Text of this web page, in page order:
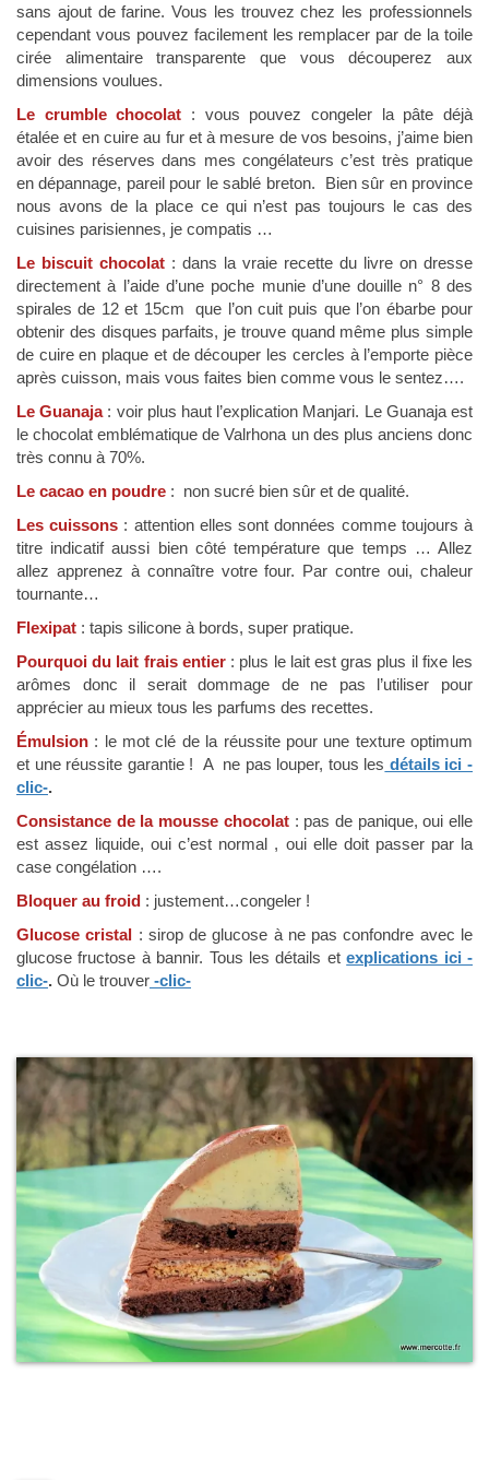
sans ajout de farine. Vous les trouvez chez les professionnels
cependant vous pouvez facilement les remplacer par de la toile
cirée alimentaire transparente que vous découperez aux
dimensions voulues.
Le crumble chocolat : vous pouvez congeler la pâte déjà
étalée et en cuire au fur et à mesure de vos besoins, j’aime bien
avoir des réserves dans mes congélateurs c’est très pratique
en dépannage, pareil pour le sablé breton. Bien sûr en province
nous avons de la place ce qui n’est pas toujours le cas des
cuisines parisiennes, je compatis …
Le biscuit chocolat : dans la vraie recette du livre on dresse
directement à l’aide d’une poche munie d’une douille n° 8 des
spirales de 12 et 15cm que l’on cuit puis que l’on ébarbe pour
obtenir des disques parfaits, je trouve quand même plus simple
de cuire en plaque et de découper les cercles à l’emporte pièce
après cuisson, mais vous faites bien comme vous le sentez….
Le Guanaja: voir plus haut l’explication Manjari. Le Guanaja est
le chocolat emblématique de Valrhona un des plus anciens donc
très connu à 70%.
Le cacao en poudre : non sucré bien sûr et de qualité.
Les cuissons : attention elles sont données comme toujours à
titre indicatif aussi bien côté température que temps … Allez
allez apprenez à connaître votre four. Par contre oui, chaleur
tournante…
Flexipat : tapis silicone à bords, super pratique.
Pourquoi du lait frais entier: plus le lait est gras plus il fixe les
arômes donc il serait dommage de ne pas l’utiliser pour
apprécier au mieux tous les parfums des recettes.
Émulsion : le mot clé de la réussite pour une texture optimum
et une réussite garantie ! A ne pas louper, tous les détails ici -
clic-.
Consistance de la mousse chocolat: pas de panique, oui elle
est assez liquide, oui c’est normal , oui elle doit passer par la
case congélation ….
Bloquer au froid : justement…congeler !
Glucose cristal : sirop de glucose à ne pas confondre avec le
glucose fructose à bannir. Tous les détails etexplications ici -
clic-. Où le trouver -clic-